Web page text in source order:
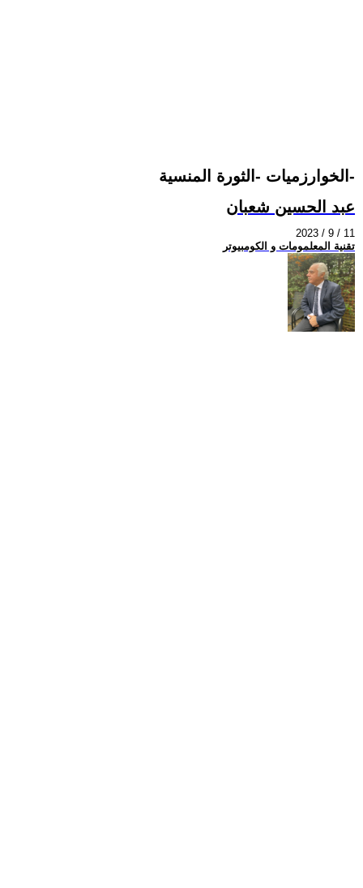
الخوارزميات -الثورة المنسية-
عبد الحسين شعبان
2023 / 9 / 11
تقنية المعلمومات و الكومبيوتر